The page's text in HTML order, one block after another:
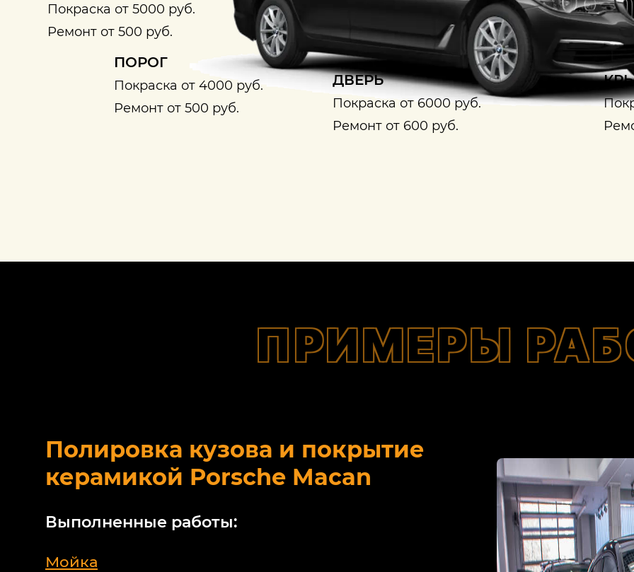
Покраска от 5000 руб.
Ремонт от 500 руб.
ПОРОГ
Покраска от 4000 руб.
Ремонт от 500 руб.
ДВЕРЬ
Покраска от 6000 руб.
Ремонт от 600 руб.
ПРИМЕРЫ
Полировка кузова и покрытие
керамикой Porsche Macan
Выполненные работы:
Мойка